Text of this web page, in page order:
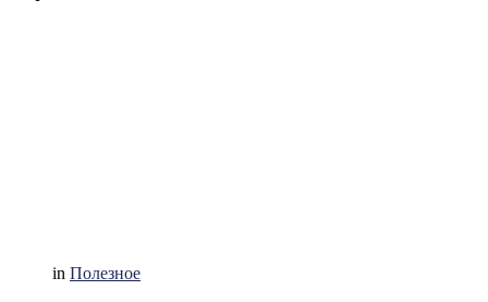
in Полезное